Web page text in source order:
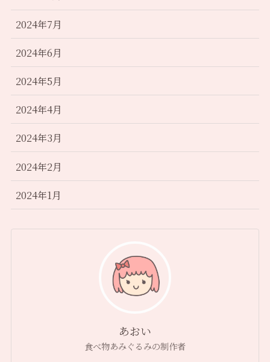
2024年7月
2024年6月
2024年5月
2024年4月
2024年3月
2024年2月
2024年1月
あおい
食べ物あみぐるみの制作者